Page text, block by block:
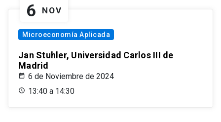
6 NOV
Microeconomía Aplicada
Jan Stuhler, Universidad Carlos III de
Madrid
6 de Noviembre de 2024
13:40 a 14:30